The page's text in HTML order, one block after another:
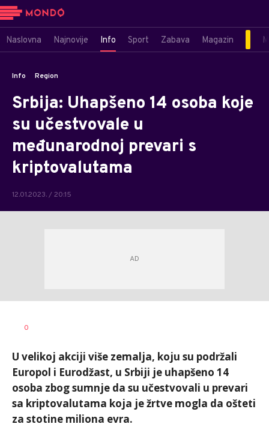
Naslovna Najnovije Info Sport Zabava Magazin
Info Region
Srbija: Uhapšeno 14 osoba koje
su učestvovale u
međunarodnoj prevari s
kriptovalutama
12.01.2023. / 20:15
AUTOR
0
U velikoj akciji više zemalja, koju su podržali
Europol i Eurodžast, u Srbiji je uhapšeno 14
osoba zbog sumnje da su učestvovali u prevari
sa kriptovalutama koja je žrtve mogla da ošteti
za stotine miliona evra.